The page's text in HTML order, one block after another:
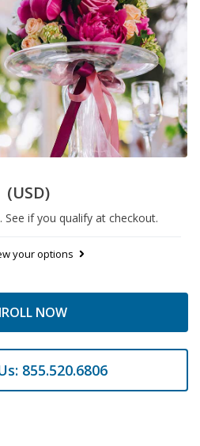
(USD)
. See if you qualify at checkout.
your options
NOW
855.520.6806